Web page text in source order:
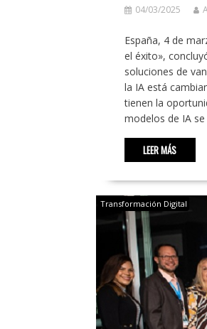
04/03/2025
España, 4 de
el éxito»,
soluciones de
la IA está
tienen la
modelos de IA
LEER MÁS
Transformación Digital